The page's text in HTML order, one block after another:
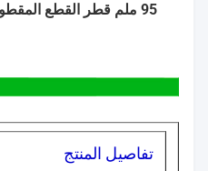
95 ملم قطر القطع
تفاصيل المنتج